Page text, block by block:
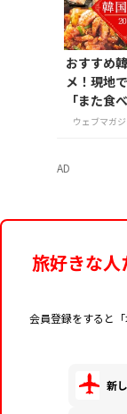
おすすめ
メ！現地
「また食
理」20選
ウェブマガジ
AD
旅好きな人
会員登録をすると
新